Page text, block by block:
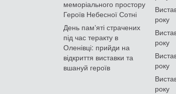
меморіального простору
Героїв Небесної Сотні
День памʼяті страчених
під час теракту в
Оленівці: прийди на
відкриття виставки та
вшануй героїв
року
року
року
року